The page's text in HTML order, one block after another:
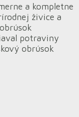
a kompletne
živice a
potraviny
obrúsok